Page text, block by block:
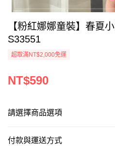
【粉紅娜娜童裝】春夏
S33551
超取滿NT$2,000免運
NT$590
請選擇商品選項
付款與運送方式